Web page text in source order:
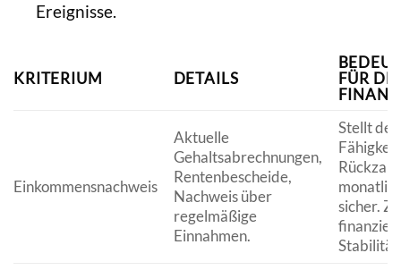
Ereignisse.
KRITERIUM DETAILS
FÜR
Einkommensnachweis
Aktuelle
Gehaltsabrechnungen,
Rentenbescheide,
Nachweis über
regelmäßige
Einnahmen.
Stellt
sicher.
Stabilität.